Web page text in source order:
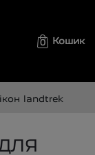
0 Кошик
landtrek